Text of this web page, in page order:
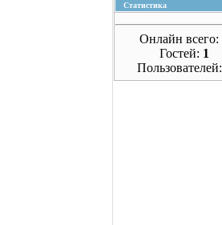
Статистика
Онлайн всего:
Гостей: 1
Пользователей: